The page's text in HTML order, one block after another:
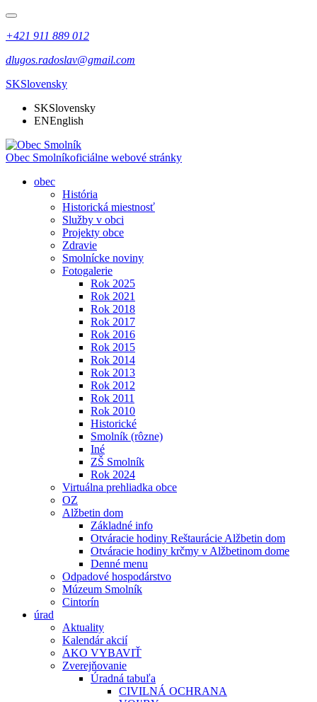
+421 911 889 012
dlugos.radoslav@gmail.com
SKSlovensky
SKSlovensky
ENEnglish
Obec Smolníkoficiálne webové stránky
obec
História
Historická miestnosť
Služby v obci
Projekty obce
Zdravie
Smolnícke noviny
Fotogalerie
Rok 2025
Rok 2021
Rok 2018
Rok 2017
Rok 2016
Rok 2015
Rok 2014
Rok 2013
Rok 2012
Rok 2011
Rok 2010
Historické
Smolník (rôzne)
Iné
ZŠ Smolník
Rok 2024
Virtuálna prehliadka obce
OZ
Alžbetin dom
Základné info
Otváracie hodiny Reštaurácie Alžbetin dom
Otváracie hodiny krčmy v Alžbetinom dome
Denné menu
Odpadové hospodárstvo
Múzeum Smolník
Cintorín
úrad
Aktuality
Kalendár akcií
AKO VYBAVIŤ
Zverejňovanie
Úradná tabuľa
CIVILNÁ OCHRANA